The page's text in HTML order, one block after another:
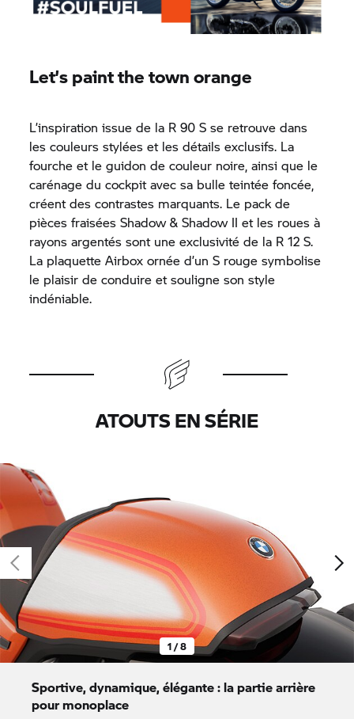
Let’s paint the town orange
L’inspiration issue de la R 90 S se retrouve dans
les couleurs stylées et les détails exclusifs. La
fourche et le guidon de couleur noire, ainsi que le
carénage du cockpit avec sa bulle teintée foncée,
créent des contrastes marquants. Le pack de
pièces fraisées Shadow & Shadow II et les roues à
rayons argentés sont une exclusivité de la R 12 S.
La plaquette Airbox ornée d’un S rouge symbolise
le plaisir de conduire et souligne son style
indéniable.
ATOUTS EN SÉRIE
1 / 8
Sportive, dynamique, élégante : la partie arrière
pour monoplace